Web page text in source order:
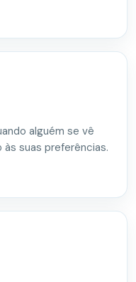
alguém se vê
suas preferências.